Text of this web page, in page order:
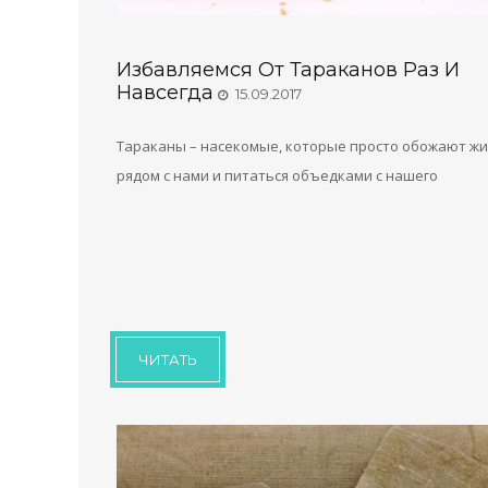
Избавляемся От Тараканов Раз И
Навсегда
15.09.2017
Тараканы – насекомые, которые просто обожают
рядом с нами и питаться объедками с нашего
ЧИТАТЬ